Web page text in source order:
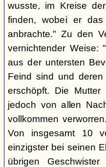
wusste, im Kreise
finden, wobei er das
anbrachte." Zu den
vernichtender Weise:
aus der untersten
Feind sind und
erschöpft. Die
jedoch von allen
vollkommen
Von insgesamt 10
einzigster bei seinen
übrigen